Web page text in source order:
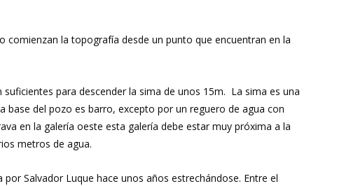
comienzan la topografía desde un punto que encuentran en la
para descender la sima de unos 15m. La sima es una
base del pozo es barro, excepto por un reguero de agua con
en la galería oeste esta galería debe estar muy próxima a la
metros de agua.
Salvador Luque hace unos años estrechándose. Entre el